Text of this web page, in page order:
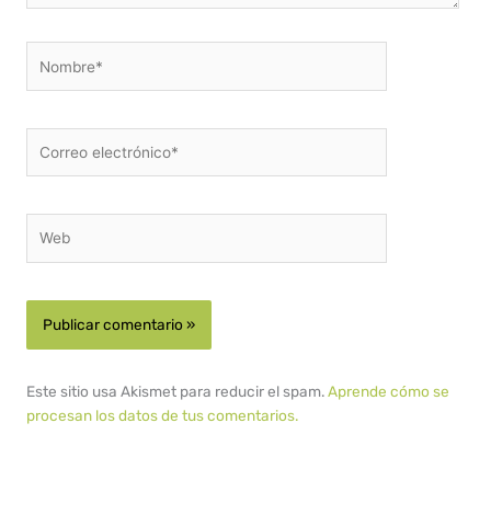
electrónico*
Este sitio usa Akismet para reducir el spam.Aprende cómo se
procesan los datos de tus comentarios.